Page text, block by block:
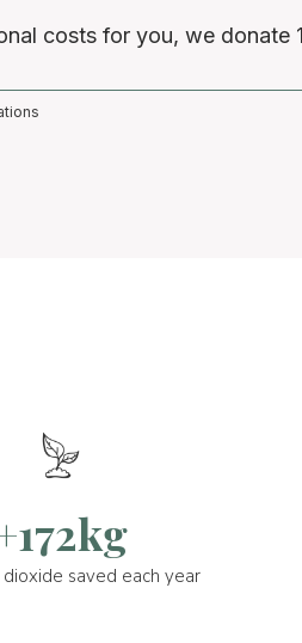
costs for you, we donate
saved each year